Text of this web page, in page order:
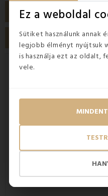
Ez a weboldal
Sütiket használunk annak
legjobb élményt nyújtsuk
is használja ezt az
vele.
Adíszpárnákstílusos és
különböző
színek
mindig is vágyott. Még a
feldobják. A
csinosítani szeretnénk